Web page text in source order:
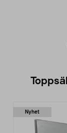
Nyhet